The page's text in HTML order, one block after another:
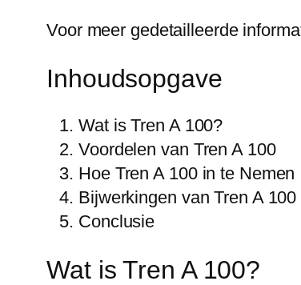
Voor meer gedetailleerde
Inhoudsopgave
Wat is Tren A 100?
Voordelen van Tren A 100
Hoe Tren A 100 in te Nemen
Bijwerkingen van Tren A 100
Conclusie
Wat is Tren A 100?